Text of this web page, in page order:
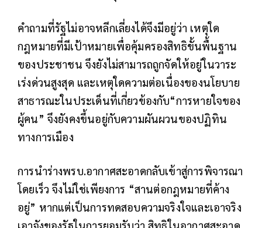
คำถามที่รัฐไม่อาจหลีกเลี่ยงได้จึงมีอยู่ว่า เหตุใด
กฎหมายที่มีเป้าหมายเพื่อคุ้มครองสิทธิขั้นพื้นฐาน
ของประชาชน จึงยังไม่สามารถถูกจัดให้อยู่ในวาระ
เร่งด่วนสูงสุด และเหตุใดความต่อเนื่องของนโยบาย
สาธารณะในประเด็นที่เกี่ยวข้องกับ“การหายใจของ
ผู้คน” จึงยังคงขึ้นอยู่กับความผันผวนของปฏิทิน
ทางการเมือง
การนำร่างพรบ.อากาศสะอาดกลับเข้าสู่การพิจารณา
โดยเร็ว จึงไม่ใช่เพียงการ “สานต่อกฎหมายที่ค้าง
อยู่” หากแต่เป็นการทดสอบความจริงใจและเอาจริง